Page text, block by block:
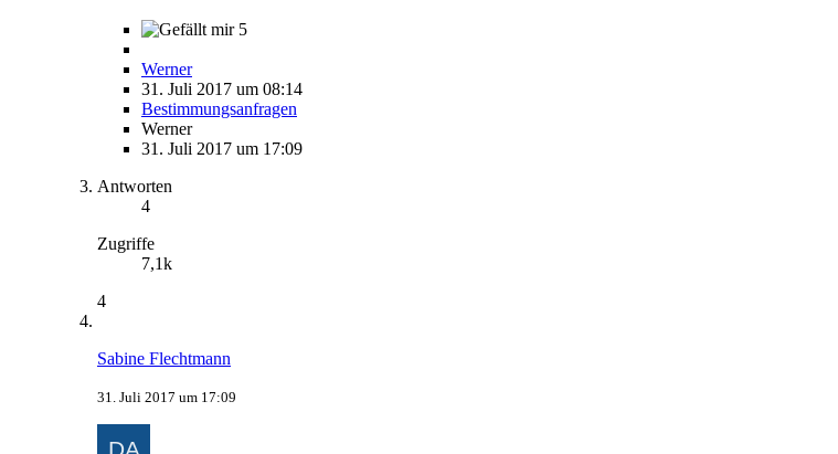
5
Werner
31. Juli 2017 um 08:14
Bestimmungsanfragen
Werner
31. Juli 2017 um 17:09
Antworten
4
Zugriffe
7,1k
4
Sabine Flechtmann
31. Juli 2017 um 17:09